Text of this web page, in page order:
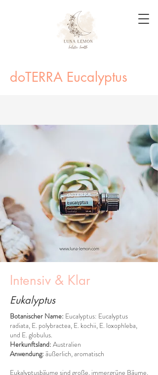
doTERRA Eucalyptus
Intensiv & Klar
Eukalyptus
Botanischer Name: Eucalyptus: Eucalyptus
radiata, E. polybractea, E. kochii, E. loxophleba,
und E. globulus.
Herkunftsland: Australien
Anwendung: äußerlich, aromatisch
Eukalyptusbäume sind große, immergrüne Bäume,